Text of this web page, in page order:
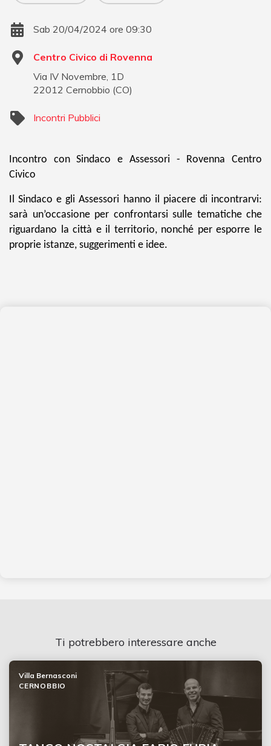
Sab 20/04/2024 ore 09:30
Centro Civico di Rovenna
Via IV Novembre, 1D
22012 Cernobbio (CO)
Incontri Pubblici
Incontro con Sindaco e Assessori - Rovenna Centro
Civico
Il Sindaco e gli Assessori hanno il piacere di incontrarvi:
sarà un’occasione per confrontarsi sulle tematiche che
riguardano la città e il territorio, nonché per esporre le
proprie istanze, suggerimenti e idee.
Ti potrebbero interessare anche
Villa Bernasconi
CERNOBBIO